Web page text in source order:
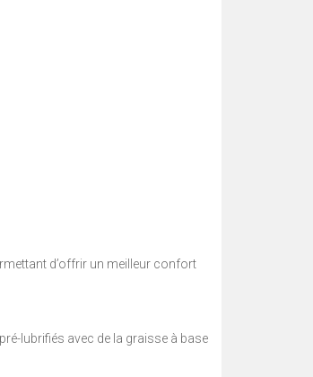
d’offrir un meilleur confort
lubrifiés avec de la graisse à base